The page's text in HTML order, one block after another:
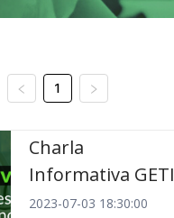
1
Charla
Informativa GETI
2023-07-03 18:30:00